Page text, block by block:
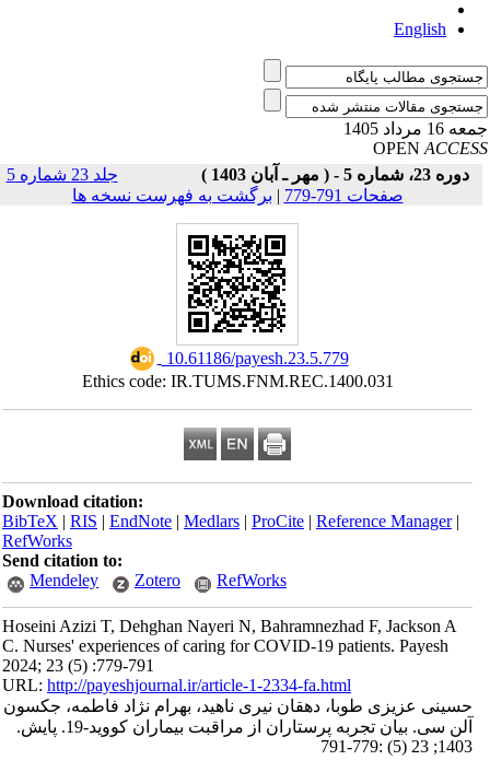
English
مرداد 1405
OPEN
دوره 23، شماره 5 - ( مهر ـ آبان 1403 )
جلد 23 شماره 5
صفحات 791-779
| برگشت به فهرست نسخه ها
‎ 10.61186/payesh.23.5.779
Ethics code: IR.TUMS.FNM.REC.1400.031
Download citation:
BibTeX|RIS|EndNote|Medlars|ProCite|Reference Manager
RefWorks
Send citation to:
Mendeley
Zotero RefWorks
Hoseini Azizi T, Dehghan Nayeri N, Bahramnezhad F, Jackson A
C. Nurses' experiences of caring for COVID-19 patients. Payesh
2024; 23 (5) :779-791
URL:http://payeshjournal.ir/article-1-2334-fa.html
حسینی عزیزی طوبا، دهقان نیری ناهید، بهرام نژاد فاطمه، جکسون
آلن سی. بیان تجربه پرستاران از مراقبت بیماران کووید-19. پایش.
1403; 23 (5) :779-791